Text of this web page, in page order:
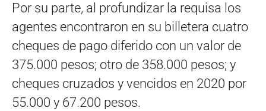
Por su parte, al profundizar la requisa los
agentes encontraron en su billetera cuatro
cheques de pago diferido con un valor de
375.000 pesos; otro de 358.000 pesos; y
cheques cruzados y vencidos en 2020 por
55.000 y 67.200 pesos.